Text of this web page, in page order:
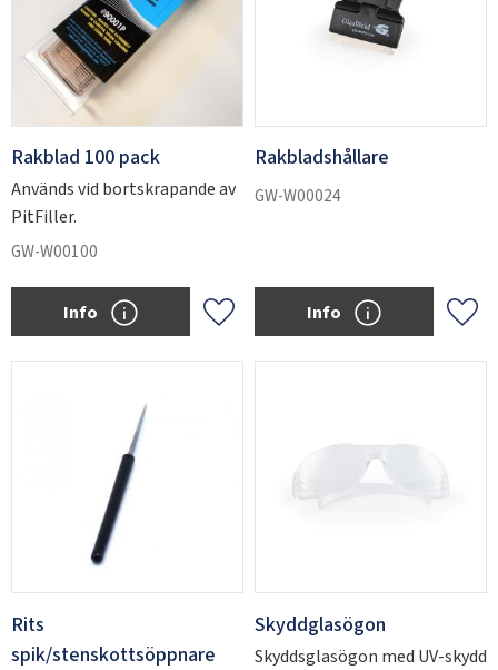
Rakblad 100 pack
Används vid bortskrapande av
PitFiller.
GW-W00100
Add to favorites
Info
Rakbladshållare
GW-W00024
Add
Info
Rits
spik/stenskottsöppnare
Skyddglasögon
Skyddsglasögon med UV-skydd